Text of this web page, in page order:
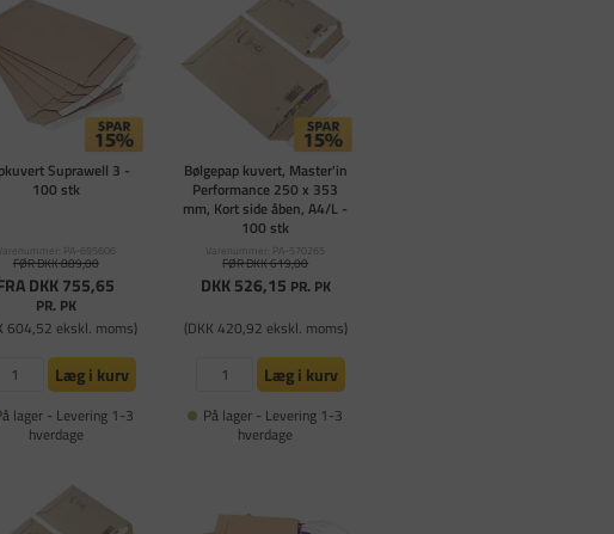
Suprawell 3 -
100 stk
Varenummer: PA-695606
FØR DKK 889,00
DKK 755,65
PR. PK
604,52 ekskl. moms)
Læg i kurv
lager - Levering 1-3
hverdage
Bølgepap kuvert, Master'in
Performance 250 x 353
mm, Kort side åben, A4/L -
100 stk
Varenummer: PA-570265
FØR DKK 619,00
DKK 526,15 PR. PK
(DKK 420,92 ekskl. moms)
Læg i kurv
På lager - Levering 1-3
hverdage